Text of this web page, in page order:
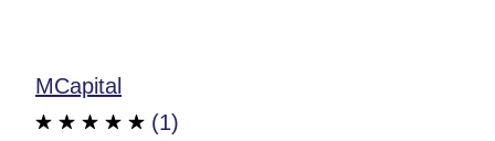
MCapital
(1)